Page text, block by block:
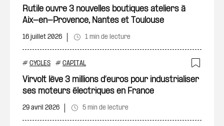
Rutile ouvre 3 nouvelles boutiques ateliers à
Aix-en-Provence, Nantes et Toulouse
16 juillet 2026 1 min de lecture
# CYCLES # CAPITAL
Virvolt lève 3 millions d’euros pour industrialiser
ses moteurs électriques en France
29 avril 2026 5 min de lecture